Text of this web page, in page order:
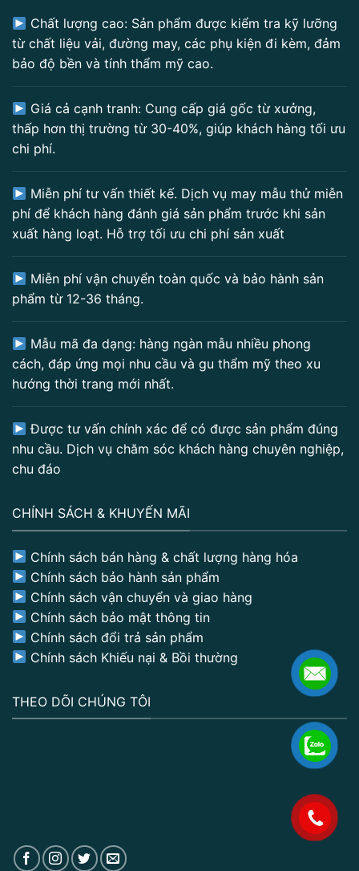
Chất lượng cao: Sản phẩm được kiểm tra kỹ lưỡng
từ chất liệu vải, đường may, các phụ kiện đi kèm, đảm
bảo độ bền và tính thẩm mỹ cao.
Giá cả cạnh tranh: Cung cấp giá gốc từ xưởng,
thấp hơn thị trường từ 30-40%, giúp khách hàng tối ưu
chi phí.
Miễn phí tư vấn thiết kế. Dịch vụ may mẫu thử miễn
phí để khách hàng đánh giá sản phẩm trước khi sản
xuất hàng loạt. Hỗ trợ tối ưu chi phí sản xuất
Miễn phí vận chuyển toàn quốc và bảo hành sản
phẩm từ 12-36 tháng.
Mẫu mã đa dạng: hàng ngàn mẫu nhiều phong
cách, đáp ứng mọi nhu cầu và gu thẩm mỹ theo xu
hướng thời trang mới nhất.
Được tư vấn chính xác để có được sản phẩm đúng
nhu cầu. Dịch vụ chăm sóc khách hàng chuyên nghiệp,
chu đáo
CHÍNH SÁCH & KHUYẾN MÃI
Chính sách bán hàng & chất lượng hàng hóa
Chính sách bảo hành sản phẩm
Chính sách vận chuyển và giao hàng
Chính sách bảo mật thông tin
Chính sách đổi trả sản phẩm
Chính sách Khiếu nại & Bồi thường
THEO DÕI CHÚNG TÔI
.